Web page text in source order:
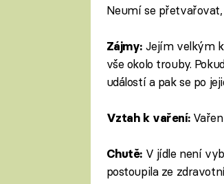
Neumí se
Zájmy: Jejím velkým
vše okolo trouby.
událostí a pak se po
Vztah k vaření:
Chutě: V jídle není
postoupila ze